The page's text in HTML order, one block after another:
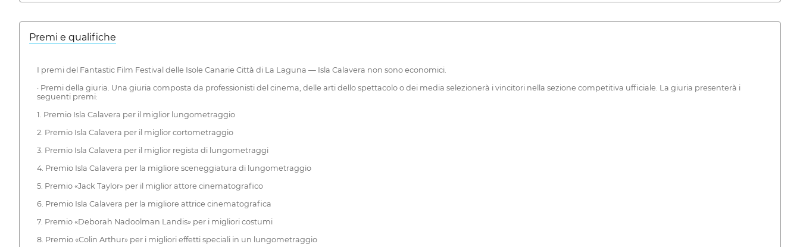
Premi e qualifiche
I premi del Fantastic Film Festival delle Isole Canarie Città di La Laguna — Isla Calavera non sono economici.
· Premi della giuria. Una giuria composta da professionisti del cinema, delle arti dello spettacolo o dei media selezionerà i vincitori nella sezione competitiva ufficiale. La giuria presenterà i
seguenti premi:
1. Premio Isla Calavera per il miglior lungometraggio
2. Premio Isla Calavera per il miglior cortometraggio
3. Premio Isla Calavera per il miglior regista di lungometraggi
4. Premio Isla Calavera per la migliore sceneggiatura di lungometraggio
5. Premio «Jack Taylor» per il miglior attore cinematografico
6. Premio Isla Calavera per la migliore attrice cinematografica
7. Premio «Deborah Nadoolman Landis» per i migliori costumi
8. Premio «Colin Arthur» per i migliori effetti speciali in un lungometraggio